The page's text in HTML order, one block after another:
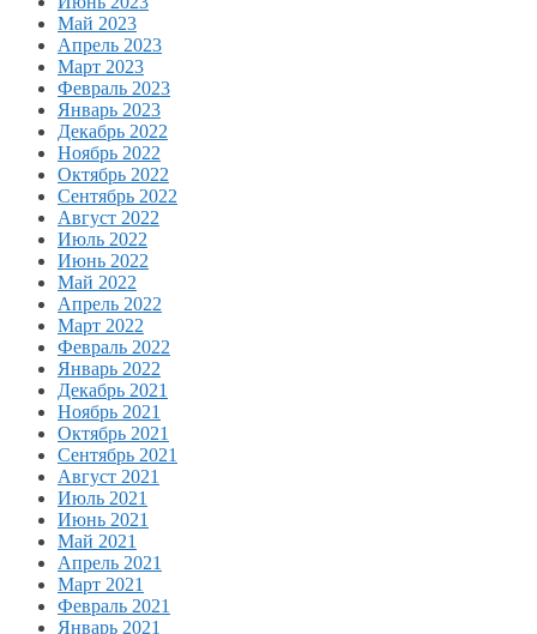
Май 2023
Апрель 2023
Март 2023
Февраль 2023
Январь 2023
Декабрь 2022
Ноябрь 2022
Октябрь 2022
Сентябрь 2022
Август 2022
Июль 2022
Июнь 2022
Май 2022
Апрель 2022
Март 2022
Февраль 2022
Январь 2022
Декабрь 2021
Ноябрь 2021
Октябрь 2021
Сентябрь 2021
Август 2021
Июль 2021
Июнь 2021
Май 2021
Апрель 2021
Март 2021
Февраль 2021
Январь 2021